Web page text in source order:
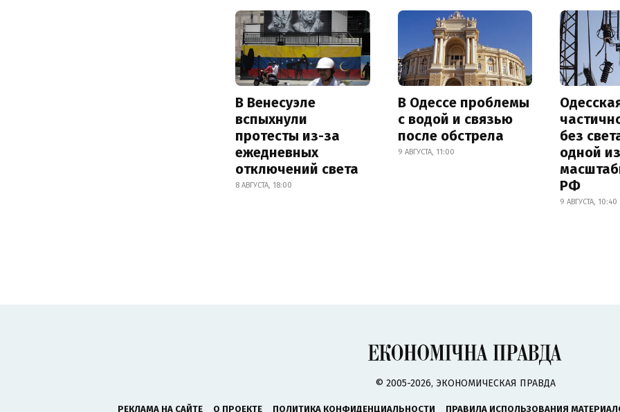
В Венесуэле
вспыхнули
протесты из-за
ежедневных
отключений света
8 АВГУСТА, 18:00
В Одессе проблемы
с водой и связью
после обстрела
9 АВГУСТА, 11:00
без
одной
РФ
9 АВГУСТА, 10:40
© 2005-2026, ЭКОНОМИЧЕСКАЯ ПРАВДА
РЕКЛАМА НА САЙТЕ О ПРОЕКТЕ ПОЛИТИКА КОНФИДЕНЦИАЛЬНОСТИ ПРАВИЛА ИСПОЛЬЗОВАНИЯ